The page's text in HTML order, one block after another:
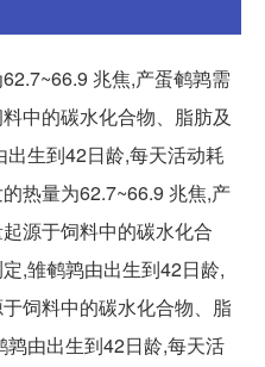
兆焦,产蛋鹌鹑需
中的碳水化合物、脂肪及
生到42日龄,每天活动耗
热量为62.7~66.9 兆焦,产
源于饲料中的碳水化合
,雏鹌鹑由出生到42日龄,
饲料中的碳水化合物、脂
由出生到42日龄,每天活